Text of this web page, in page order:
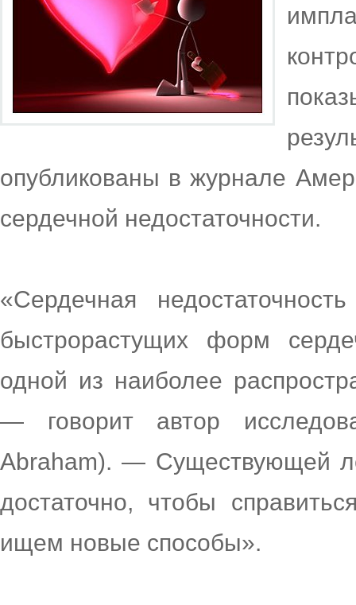
опубликованы в журнале
сердечной недостаточности.
«Сердечная
быстрорастущих форм
одной из наиболее
— говорит автор
Abraham). — Существующей
достаточно, чтобы
ищем новые способы».